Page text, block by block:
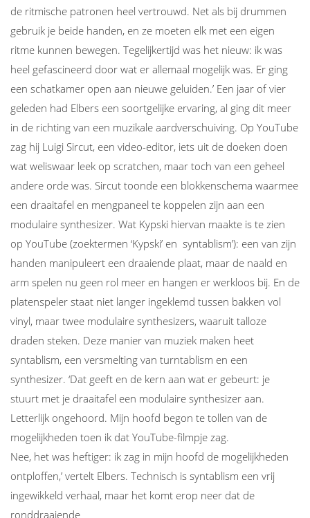
de ritmische patronen heel vertrouwd. Net als bij drummen
gebruik je beide handen, en ze moeten elk met een eigen
ritme kunnen bewegen. Tegelijkertijd was het nieuw: ik was
heel gefascineerd door wat er allemaal mogelijk was. Er ging
een schatkamer open aan nieuwe geluiden.’ Een jaar of vier
geleden had Elbers een soortgelijke ervaring, al ging dit meer
in de richting van een muzikale aardverschuiving. Op YouTube
zag hij Luigi Sircut, een video-editor, iets uit de doeken doen
wat weliswaar leek op scratchen, maar toch van een geheel
andere orde was. Sircut toonde een blokkenschema waarmee
een draaitafel en mengpaneel te koppelen zijn aan een
modulaire synthesizer. Wat Kypski hiervan maakte is te zien
op YouTube (zoektermen ‘Kypski’ en syntablism’): een van zijn
handen manipuleert een draaiende plaat, maar de naald en
arm spelen nu geen rol meer en hangen er werkloos bij. En de
platenspeler staat niet langer ingeklemd tussen bakken vol
vinyl, maar twee modulaire synthesizers, waaruit talloze
draden steken. Deze manier van muziek maken heet
syntablism, een versmelting van turntablism en een
synthesizer. ‘Dat geeft en de kern aan wat er gebeurt: je
stuurt met je draaitafel een modulaire synthesizer aan.
Letterlijk ongehoord. Mijn hoofd begon te tollen van de
mogelijkheden toen ik dat YouTube-filmpje zag.
Nee, het was heftiger: ik zag in mijn hoofd de mogelijkheden
ontploffen,’ vertelt Elbers. Technisch is syntablism een vrij
ingewikkeld verhaal, maar het komt erop neer dat de
ronddraaiende